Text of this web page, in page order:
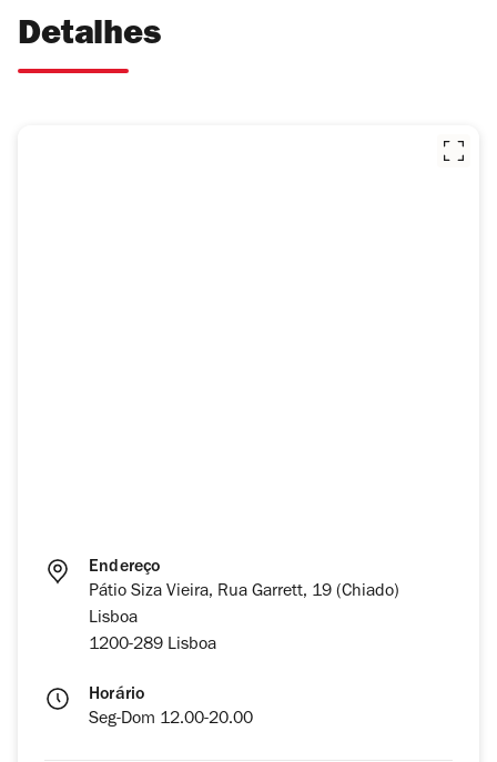
Detalhes
Endereço
Pátio Siza Vieira, Rua Garrett, 19 (Chiado)
Lisboa
1200-289 Lisboa
Horário
Seg-Dom 12.00-20.00